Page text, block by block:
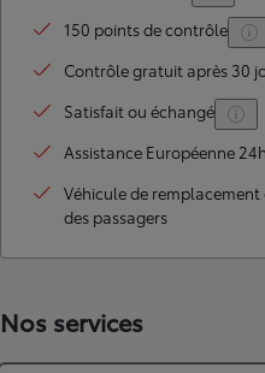
150 points de contrôle
Contrôle gratuit après 30
Satisfait ou échangé
Assistance Européenne
Véhicule de
des passagers
Nos services